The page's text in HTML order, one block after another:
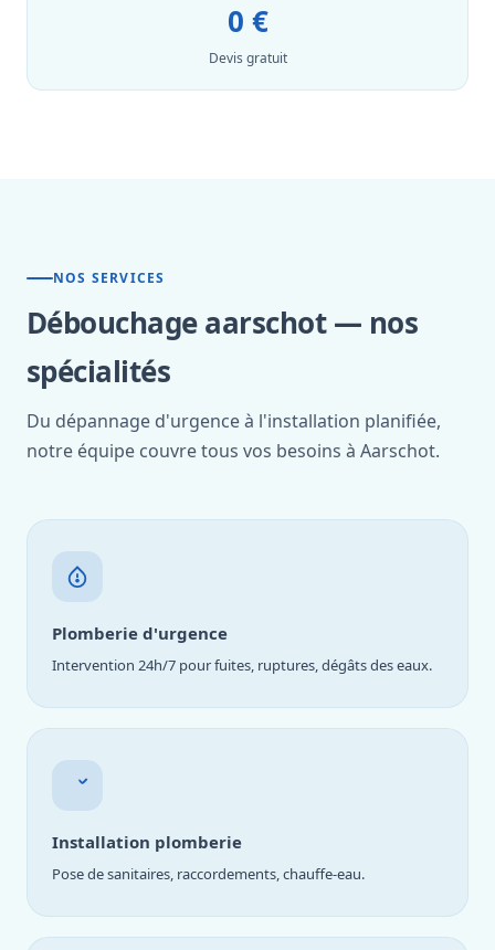
0 €
Devis gratuit
NOS SERVICES
Débouchage aarschot — nos
spécialités
Du dépannage d'urgence à l'installation planifiée,
notre équipe couvre tous vos besoins à Aarschot.
Plomberie d'urgence
Intervention 24h/7 pour fuites, ruptures, dégâts des eaux.
Installation plomberie
Pose de sanitaires, raccordements, chauffe-eau.